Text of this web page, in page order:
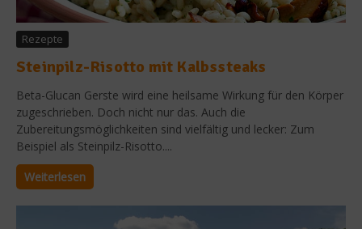
Rezepte
Steinpilz-Risotto mit Kalbssteaks
Beta-Glucan Gerste wird eine heilsame Wirkung für den Körper
zugeschrieben. Doch nicht nur das. Auch die
Zubereitungsmöglichkeiten sind vielfältig und lecker: Zum
Beispiel als Steinpilz-Risotto....
Weiterlesen